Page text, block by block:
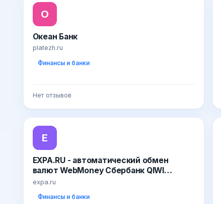
О
Океан Банк
platezh.ru
Финансы и банки
Нет отзывов
E
EXPA.RU - автоматический обмен
валют WebMoney Сбербанк QIWI
YANDEXMONEY WEBSUM
expa.ru
Финансы и банки